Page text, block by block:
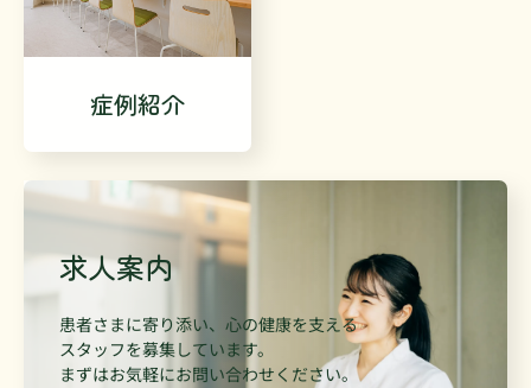
症例紹介
求人案内
患者さまに寄り添い、 心の健康を支える
スタッフを募集しています。
まずはお気軽にお問い合わせください。